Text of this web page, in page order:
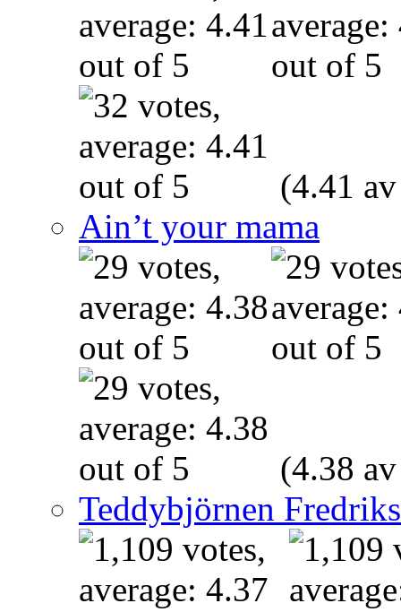
(4.41
Ain’t your mama
(4.38
Teddybjörnen